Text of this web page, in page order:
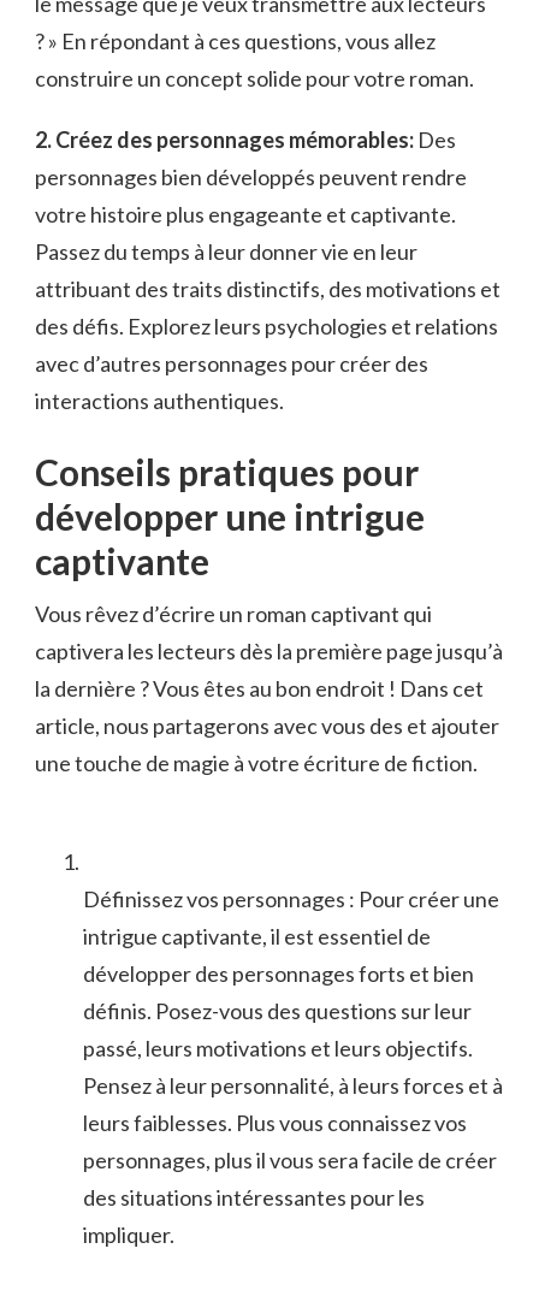
? » En répondant à ces questions, vous allez
construire ‍un concept solide pour ‌votre‌ roman.
2. Créez des personnages mémorables: Des
personnages bien développés peuvent rendre
votre histoire plus engageante ⁤et‍ captivante.
Passez du temps à leur donner vie en leur
attribuant des traits distinctifs, des motivations et
‍des défis.​ Explorez leurs ​psychologies et relations
avec d’autres personnages pour⁣ créer des
interactions authentiques.
Conseils ⁣pratiques pour
développer⁣ une intrigue
captivante
Vous ⁢rêvez d’écrire un⁤ roman captivant⁤ qui
captivera les lecteurs dès la première page‍ jusqu’à
​la dernière​ ? Vous êtes au bon endroit⁤ ! Dans cet
article, nous partagerons avec vous des ‍et ajouter
une touche​ de magie à⁤ votre écriture ⁢de fiction.
Définissez⁤ vos personnages : Pour créer‍ une
intrigue captivante, il est essentiel de
développer‌ des personnages forts et bien
définis. Posez-vous des questions sur leur
passé, leurs motivations et leurs objectifs.
Pensez à leur personnalité, à leurs forces‌ et⁣ à
⁤leurs faiblesses. ⁢Plus vous⁣ connaissez vos
personnages, ⁤plus il vous⁣ sera facile de créer
des situations​ intéressantes pour les
impliquer.